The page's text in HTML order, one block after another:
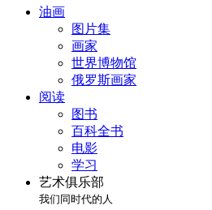
油画
图片集
画家
世界博物馆
俄罗斯画家
阅读
图书
百科全书
电影
学习
艺术俱乐部
我们同时代的人